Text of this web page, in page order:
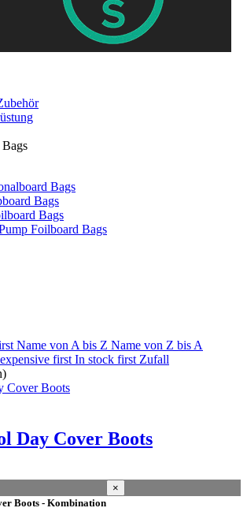
Bags
Bags
Bags
Foilboard Bags
6
4
Name von A bis Z Name von Z bis A
first In stock first Zufall
Day Cover Boots
Boots - Kombination
×